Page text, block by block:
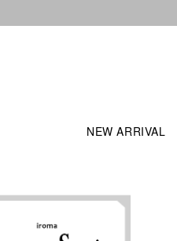
NEW ARRIVAL